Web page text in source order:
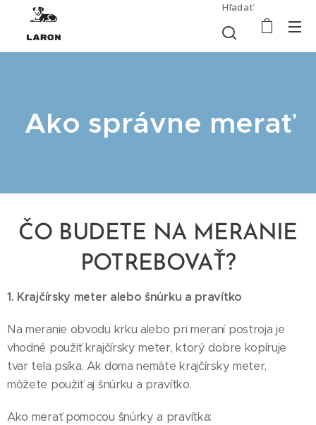
Hľadať
Ako správne merať
ČO BUDETE NA MERANIE
POTREBOVAŤ?
1. Krajčírsky meter alebo šnúrku a pravítko
Na meranie obvodu krku alebo pri meraní postroja je
vhodné použiť krajčírsky meter, ktorý dobre kopíruje
tvar tela psíka. Ak doma nemáte krajčírsky meter,
môžete použiť aj šnúrku a pravítko.
Ako merať pomocou šnúrky a pravítka: